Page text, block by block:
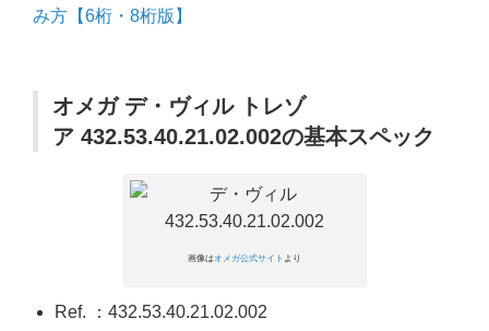
み方【6桁・8桁版】
オメガ デ・ヴィル トレゾ
ア 432.53.40.21.02.002の基本スペック
画像はオメガ公式サイト より
Ref. ：432.53.40.21.02.002